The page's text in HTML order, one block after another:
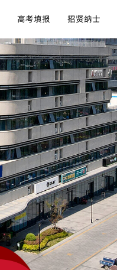
高考填报 招贤纳士